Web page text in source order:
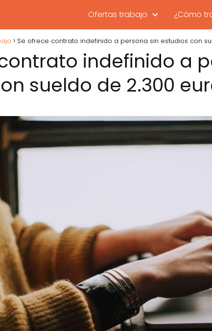
Ofertas trabajo ¿Cómo
Se ofrece contrato indefinido a persona sin estudios con
indefinido a
sueldo de 2.300